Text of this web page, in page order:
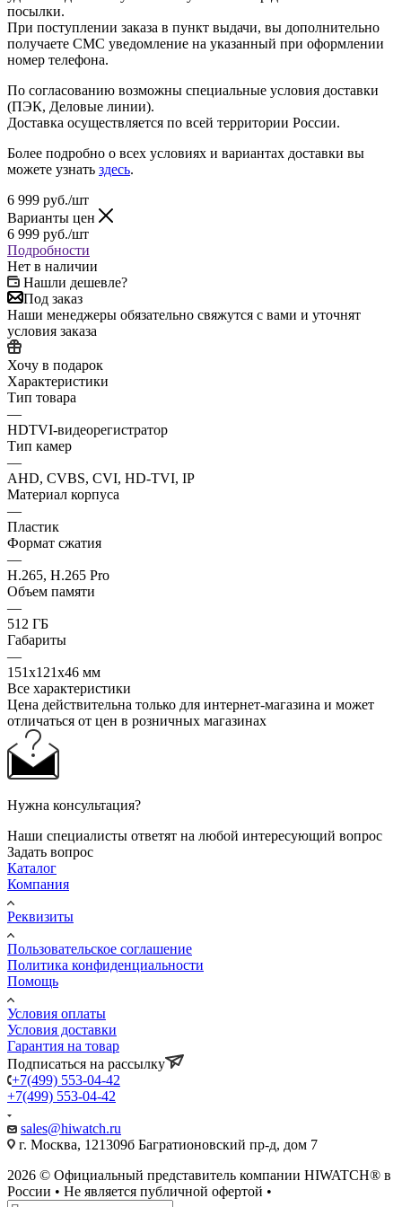
посылки.
При поступлении заказа в пункт выдачи, вы дополнительно
получаете СМС уведомление на указанный при оформлении
номер телефона.
По согласованию возможны специальные условия доставки
(ПЭК, Деловые линии).
Доставка осуществляется по всей территории России.
Более подробно о всех условиях и вариантах доставки вы
можете узнать здесь.
6 999 руб./шт
Варианты цен
6 999 руб./шт
Подробности
Нет в наличии
Нашли дешевле?
Под заказ
Наши менеджеры обязательно свяжутся с вами и уточнят
условия заказа
Хочу в подарок
Характеристики
Тип товара
—
HDTVI-видеорегистратор
Тип камер
—
AHD, CVBS, CVI, HD-TVI, IP
Материал корпуса
—
Пластик
Формат сжатия
—
H.265, H.265 Pro
Объем памяти
—
512 ГБ
Габариты
—
151х121х46 мм
Все характеристики
Цена действительна только для интернет-магазина и может
отличаться от цен в розничных магазинах
Нужна консультация?
Наши специалисты ответят на любой интересующий вопрос
Задать вопрос
Каталог
Компания
Реквизиты
Пользовательское соглашение
Политика конфиденциальности
Помощь
Условия оплаты
Условия доставки
Гарантия на товар
Подписаться на рассылку
+7(499) 553-04-42
+7(499) 553-04-42
sales@hiwatch.ru
г. Москва, 121309б Багратионовский пр-д, дом 7
2026 © Официальный представитель компании HIWATCH® в
России • Не является публичной офертой •